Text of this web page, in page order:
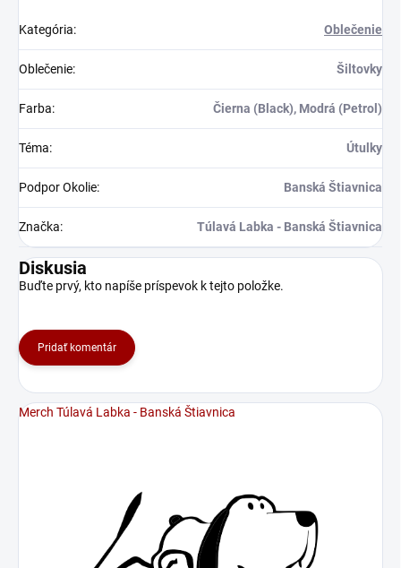
noste svoju lásku k rocku s
hrdosťou a štýlom.
Téma produktu: Ronan
Warg, kapela, hudba, rock,
music, merch, street.
Kategória: Oblečenie
Oblečenie: Šiltovky
Farba: Čierna (Black), Modrá (Petrol)
Téma: Útulky
Podpor Okolie: Banská Štiavnica
Značka: Túlavá Labka - Banská Štiavnica
Diskusia
Buďte prvý, kto napíše príspevok k tejto položke.
Pridať komentár
Merch Túlavá Labka - Banská Štiavnica